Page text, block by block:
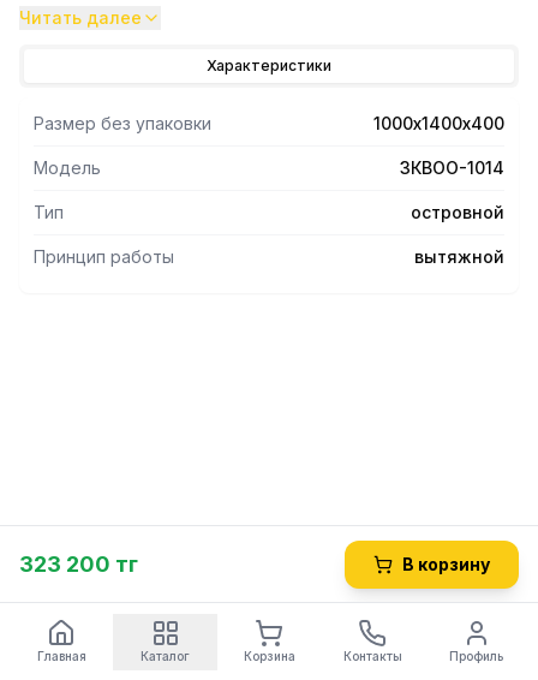
нержавеющей стали.
Читать далее
Характеристики
Размер без упаковки 1000х1400х400
Модель ЗКВОО-1014
Тип островной
Принцип работы вытяжной
323 200 тг В корзину
Главная Каталог Корзина Контакты Профиль